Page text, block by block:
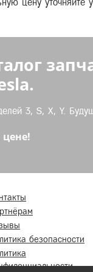
3, S, X, Y.
безопасности